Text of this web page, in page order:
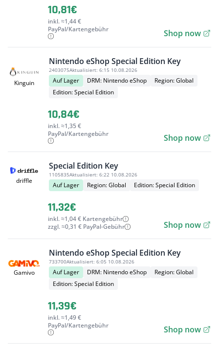
10,81€
inkl. ≈1,44 €
PayPal/Kartengebühr
Shop now
Kinguin
Nintendo eShop Special Edition Key
2403075Aktualisiert: 6:15 10.08.2026
Auf Lager DRM: Nintendo eShop
Region: Global
Edition: Special Edition
10,84€
inkl. ≈1,35 €
PayPal/Kartengebühr
Shop now
driffle
Special Edition Key
1105835Aktualisiert: 6:22 10.08.2026
Auf Lager Region: Global Edition: Special Edition
11,32€
inkl. ≈1,04 € Kartengebühr
zzgl. ≈0,31 € PayPal-Gebühr
Shop now
Gamivo
Nintendo eShop Special Edition Key
733700Aktualisiert: 6:05 10.08.2026
Auf Lager DRM: Nintendo eShop
Region: Global
Edition: Special Edition
11,39€
inkl. ≈1,49 €
PayPal/Kartengebühr
Shop now